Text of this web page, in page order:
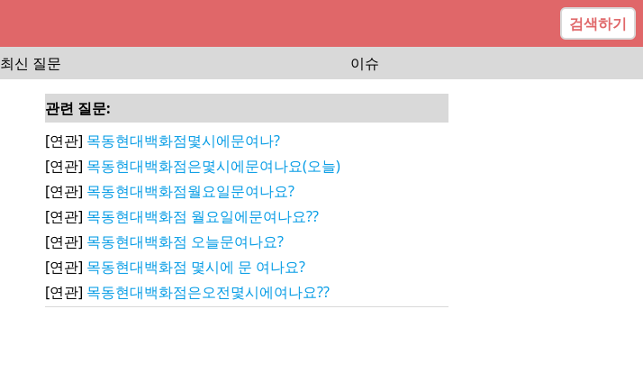
검색하기
최신 질문 이슈
관련 질문:
[연관] 목동현대백화점몇시에문여나?
[연관] 목동현대백화점은몇시에문여나요(오늘)
[연관] 목동현대백화점월요일문여나요?
[연관] 목동현대백화점 월요일에문여나요??
[연관] 목동현대백화점 오늘문여나요?
[연관] 목동현대백화점 몇시에 문 여나요?
[연관] 목동현대백화점은오전몇시에여나요??